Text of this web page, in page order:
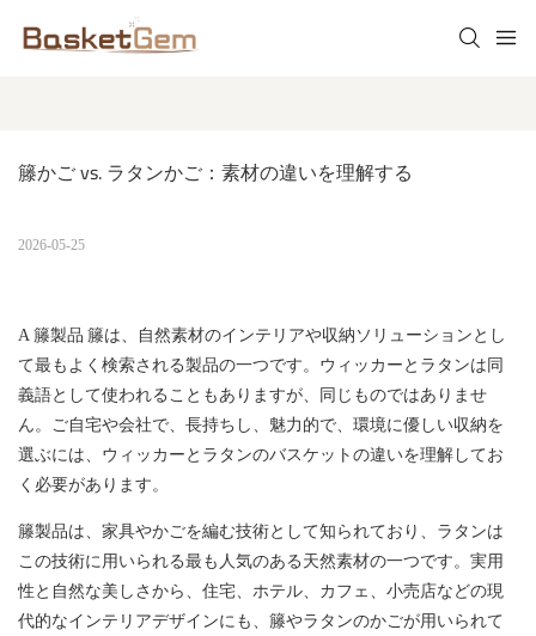
籐かご vs. ラタンかご：素材の違いを理解する
2026-05-25
A 籐製品 籐は、自然素材のインテリアや収納ソリューションとし
て最もよく検索される製品の一つです。ウィッカーとラタンは同
義語として使われることもありますが、同じものではありませ
ん。ご自宅や会社で、長持ちし、魅力的で、環境に優しい収納を
選ぶには、ウィッカーとラタンのバスケットの違いを理解してお
く必要があります。
籐製品は、家具やかごを編む技術として知られており、ラタンは
この技術に用いられる最も人気のある天然素材の一つです。実用
性と自然な美しさから、住宅、ホテル、カフェ、小売店などの現
代的なインテリアデザインにも、籐やラタンのかごが用いられて